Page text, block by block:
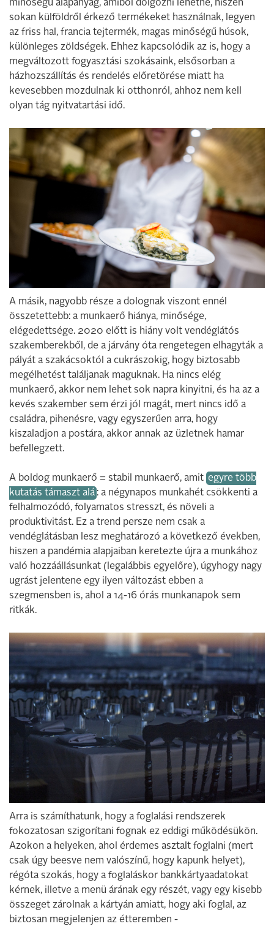
minőségű alapanyag, amiből dolgozni lehetne, hiszen
sokan külföldről érkező termékeket használnak, legyen
az friss hal, francia tejtermék, magas minőségű húsok,
különleges zöldségek. Ehhez kapcsolódik az is, hogy a
megváltozott fogyasztási szokásaink, elsősorban a
házhozszállítás és rendelés előretörése miatt ha
kevesebben mozdulnak ki otthonról, ahhoz nem kell
olyan tág nyitvatartási idő.
A másik, nagyobb része a dolognak viszont ennél
összetettebb: a munkaerő hiánya, minősége,
elégedettsége. 2020 előtt is hiány volt vendéglátós
szakemberekből, de a járvány óta rengetegen elhagyták a
pályát a szakácsoktól a cukrászokig, hogy biztosabb
megélhetést találjanak maguknak. Ha nincs elég
munkaerő, akkor nem lehet sok napra kinyitni, és ha az a
kevés szakember sem érzi jól magát, mert nincs idő a
családra, pihenésre, vagy egyszerűen arra, hogy
kiszaladjon a postára, akkor annak az üzletnek hamar
befellegzett.
A boldog munkaerő = stabil munkaerő, amit egyre több
kutatás támaszt alá : a négynapos munkahét csökkenti a
felhalmozódó, folyamatos stresszt, és növeli a
produktivitást. Ez a trend persze nem csak a
vendéglátásban lesz meghatározó a következő években,
hiszen a pandémia alapjaiban keretezte újra a munkához
való hozzáállásunkat (legalábbis egyelőre), úgyhogy nagy
ugrást jelentene egy ilyen változást ebben a
szegmensben is, ahol a 14-16 órás munkanapok sem
ritkák.
Arra is számíthatunk, hogy a foglalási rendszerek
fokozatosan szigorítani fognak ez eddigi működésükön.
Azokon a helyeken, ahol érdemes asztalt foglalni (mert
csak úgy beesve nem valószínű, hogy kapunk helyet),
régóta szokás, hogy a foglaláskor bankkártyaadatokat
kérnek, illetve a menü árának egy részét, vagy egy kisebb
összeget zárolnak a kártyán amiatt, hogy aki foglal, az
biztosan megjelenjen az étteremben -